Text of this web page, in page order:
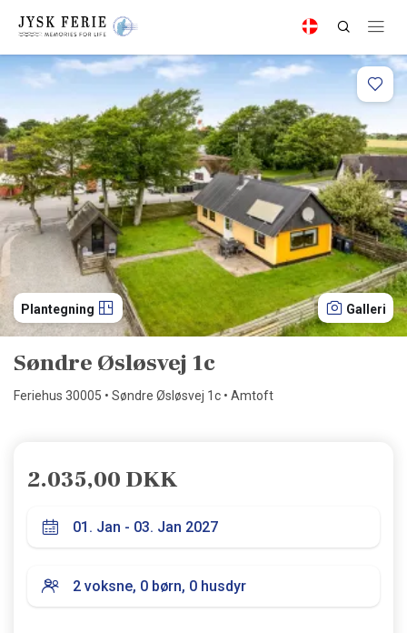
Plantegning Galleri
Søndre Øsløsvej 1c
Feriehus 30005 • Søndre Øsløsvej 1c • Amtoft
2.035,00 DKK